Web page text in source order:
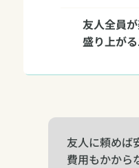
友人全員
盛り上が
友人に頼めば
費用もかか